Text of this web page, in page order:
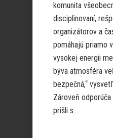
komunita
disciplinovaní,
organizátorov a
pomáhajú priamo
vysokej energii
býva atmosféra
bezpečná,“
Zároveň
prišli s...